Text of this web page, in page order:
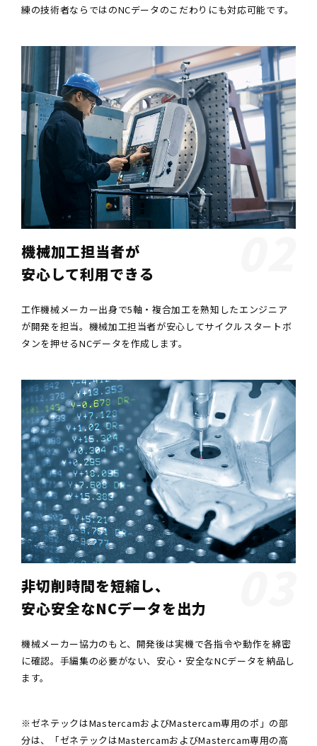
練の技術者ならではのNCデータのこだわりにも対応可能です。
機械加工担当者が
安心して利用できる
工作機械メーカー出身で5軸・複合加工を熟知したエンジニア
が開発を担当。機械加工担当者が安心してサイクルスタートボ
タンを押せるNCデータを作成します。
03
非切削時間を短縮し、
安心安全なNCデータを出力
機械メーカー協力のもと、開発後は実機で各指令や動作を綿密
に確認。手編集の必要がない、安心・安全なNCデータを納品し
ます。
※ゼネテックはMastercamおよびMastercam専用のポ」の部
分は、
「ゼネテックはMastercamおよびMastercam専用の高